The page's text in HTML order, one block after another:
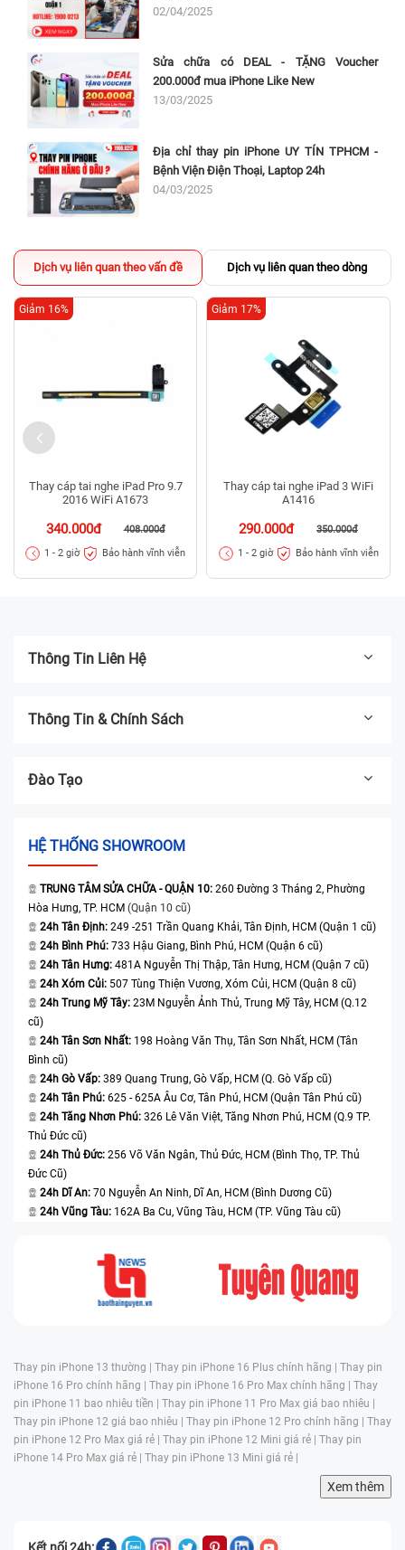
02/04/2025
Sửa chữa có DEAL - TẶNG Voucher
200.000đ mua iPhone Like New
13/03/2025
Địa chỉ thay pin iPhone UY TÍN TPHCM -
Bệnh Viện Điện Thoại, Laptop 24h
04/03/2025
Dịch vụ liên quan theo vấn đề Dịch vụ liên quan theo dòng
Thay cáp tai nghe iPad Pro 9.7
2016 WiFi A1673
340.000đ 408.000đ
Giảm 16%
1 - 2 giờ Bảo hành vĩnh viễn
Thay cáp tai nghe iPad 3 WiFi
A1416
290.000đ 350.000đ
Giảm 17%
1 - 2 giờ Bảo hành vĩnh viễn
Thông Tin Liên Hệ
Thông Tin & Chính Sách
Đào Tạo
HỆ THỐNG SHOWROOM
TRUNG TÂM SỬA CHỮA - QUẬN 10: 260 Đường 3 Tháng 2, Phường
Hòa Hưng, TP. HCM (Quận 10 cũ)
24h Tân Định: 249 -251 Trần Quang Khải, Tân Định, HCM (Quận 1 cũ)
24h Bình Phú: 733 Hậu Giang, Bình Phú, HCM (Quận 6 cũ)
24h Tân Hưng: 481A Nguyễn Thị Thập, Tân Hưng, HCM (Quận 7 cũ)
24h Xóm Củi: 507 Tùng Thiện Vương, Xóm Củi, HCM (Quận 8 cũ)
24h Trung Mỹ Tây: 23M Nguyễn Ảnh Thủ, Trung Mỹ Tây, HCM (Q.12
cũ)
24h Tân Sơn Nhất: 198 Hoàng Văn Thụ, Tân Sơn Nhất, HCM (Tân
Bình cũ)
24h Gò Vấp: 389 Quang Trung, Gò Vấp, HCM (Q. Gò Vấp cũ)
24h Tân Phú: 625 - 625A Âu Cơ, Tân Phú, HCM (Quận Tân Phú cũ)
24h Tăng Nhơn Phú: 326 Lê Văn Việt, Tăng Nhơn Phú, HCM (Q.9 TP.
Thủ Đức cũ)
24h Thủ Đức: 256 Võ Văn Ngân, Thủ Đức, HCM (Bình Thọ, TP. Thủ
Đức Cũ)
24h Dĩ An: 70 Nguyễn An Ninh, Dĩ An, HCM (Bình Dương Cũ)
24h Vũng Tàu: 162A Ba Cu, Vũng Tàu, HCM (TP. Vũng Tàu cũ)
Thay pin iPhone 13 thường | Thay pin iPhone 16 Plus chính hãng | Thay pin
iPhone 16 Pro chính hãng | Thay pin iPhone 16 Pro Max chính hãng | Thay
pin iPhone 11 bao nhiêu tiền | Thay pin iPhone 11 Pro Max giá bao nhiêu |
Thay pin iPhone 12 giá bao nhiêu | Thay pin iPhone 12 Pro chính hãng | Thay
pin iPhone 12 Pro Max giá rẻ | Thay pin iPhone 12 Mini giá rẻ | Thay pin
iPhone 14 Pro Max giá rẻ | Thay pin iPhone 13 Mini giá rẻ |
Xem thêm